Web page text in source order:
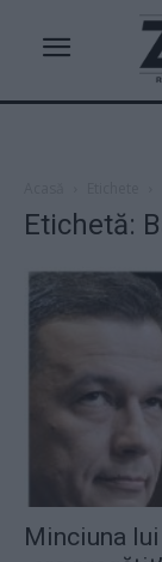
Etichetă:
Minciuna